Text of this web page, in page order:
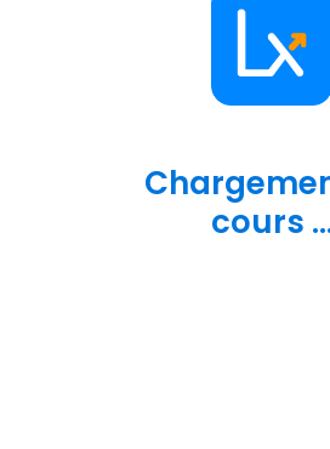
cours